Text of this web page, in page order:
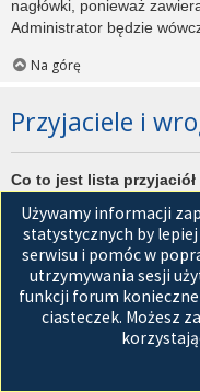
nagłówki, ponieważ
Administrator będzie
Na górę
Przyjaciele i
Co to jest lista
użytkowników witryny.
wyświetleni na karcie
zarządzania kontem. Z
status, a także wysłać
używanego stylu witryny,
wyróżniane. Jeśli
Używamy informacji
statystycznych by
serwisu i pomóc w
utrzymywania sesji
funkcji forum
ciasteczek. Możesz